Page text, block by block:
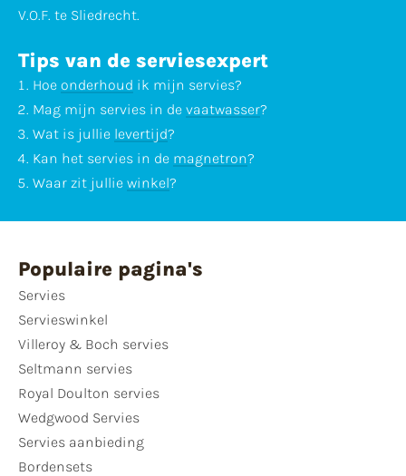
V.O.F. te Sliedrecht.
Tips van de serviesexpert
Hoe onderhoud ik mijn servies?
Mag mijn servies in de vaatwasser?
Wat is jullie levertijd?
Kan het servies in de magnetron?
Waar zit jullie winkel?
Populaire pagina's
Servies
Servieswinkel
Villeroy & Boch servies
Seltmann servies
Royal Doulton servies
Wedgwood Servies
Servies aanbieding
Bordensets